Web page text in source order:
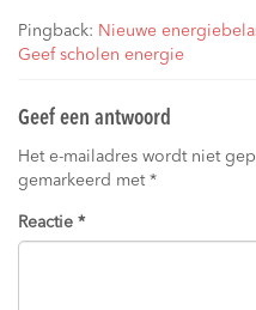
Pingback: Nieuwe
Geef scholen energie
Geef een antwoord
Het e-mailadres wordt niet
gemarkeerd met *
Reactie *